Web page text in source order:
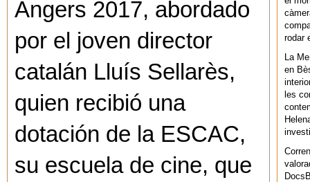
Angers 2017, abordado
por el joven director
catalán Lluís Sellarès,
quien recibió una
dotación de la ESCAC,
su escuela de cine, que
rodar
La
en
les